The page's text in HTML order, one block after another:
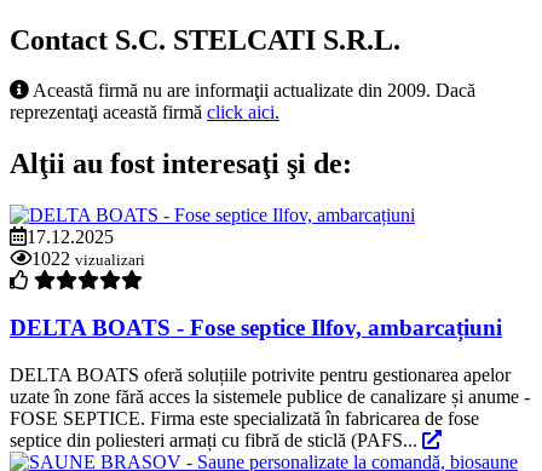
Contact S.C. STELCATI S.R.L.
Această firmă nu are informaţii actualizate din 2009. Dacă
reprezentaţi această firmă click aici.
Alţii au fost interesaţi şi de:
17.12.2025
1022 vizualizari
DELTA BOATS - Fose septice Ilfov, ambarcațiuni
DELTA BOATS oferă soluțiile potrivite pentru gestionarea apelor
uzate în zone fără acces la sistemele publice de canalizare și anume -
FOSE SEPTICE. Firma este specializată în fabricarea de fose
septice din poliesteri armați cu fibră de sticlă (PAFS...